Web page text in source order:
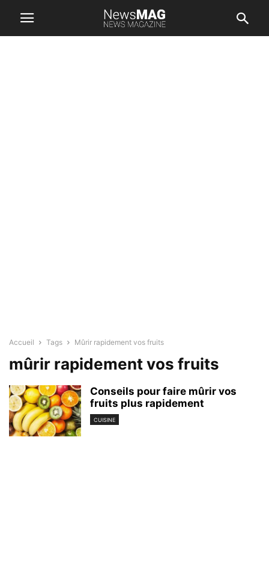
Accueil Tags Mûrir rapidement vos fruits
mûrir rapidement vos fruits
Conseils pour faire mûrir vos
fruits plus rapidement
CUISINE